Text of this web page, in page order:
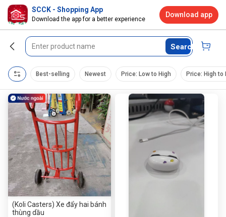
Search
Best-selling Newest Price: Low to High Price: High to
(Koli Casters) Xe đẩy hai bánh
thùng dầu
SCCK - Shopping App
Download the app for a better experience
Download app